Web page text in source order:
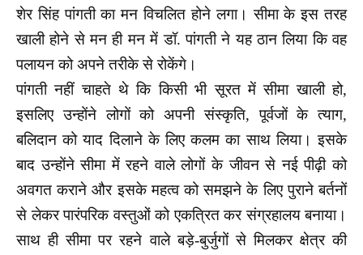
शेर सिंह पांगती का मन विचलित होने लगा। सीमा के इस तरह
खाली होने से मन ही मन में डॉ. पांगती ने यह ठान लिया कि वह
पलायन को अपने तरीके से रोकेंगे।
पांगती नहीं चाहते थे कि किसी भी सूरत में सीमा खाली हो,
इसलिए उन्होंने लोगों को अपनी संस्कृति, पूर्वजों के त्याग,
बलिदान को याद दिलाने के लिए कलम का साथ लिया। इसके
बाद उन्होंने सीमा में रहने वाले लोगों के जीवन से नई पीढ़ी को
अवगत कराने और इसके महत्व को समझने के लिए पुराने बर्तनों
से लेकर पारंपरिक वस्तुओं को एकत्रित कर संग्रहालय बनाया।
साथ ही सीमा पर रहने वाले बड़े-बुर्जुगों से मिलकर क्षेत्र की